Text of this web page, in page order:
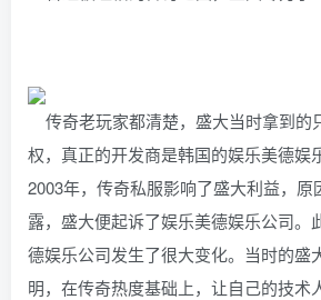
传奇老玩家都清楚，盛大当时拿到的
权，真正的开发商是韩国的娱乐美德娱
2003年，传奇私服影响了盛大利益，原
露，盛大便起诉了娱乐美德娱乐公司。
德娱乐公司发生了很大变化。当时的盛
明，在传奇热度基础上，让自己的技术